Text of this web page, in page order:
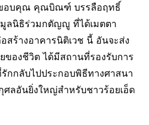
ขอบคุณ คุณบิณฑ์ บรรลือฤทธิ์
มูลนิธิร่วมกตัญญู ที่ได้เมตตา
ร้างอาคารนิติเวช นี้ อันจะส่ง
ของชีวิต ได้มีสถานที่รองรับการ
กลับไปประกอบพิธีทางศาสนา
ศลอันยิ่งใหญ่สำหรับชาวร้อยเอ็ด